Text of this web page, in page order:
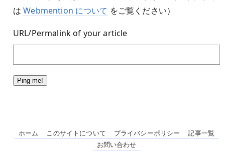
はWebmention について をご覧ください）
URL/Permalink of your article
ホーム このサイトについて プライバシーポリシー
記事一覧
お問い合わせ